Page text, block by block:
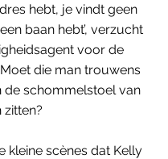
hebt, je vindt geen
baan hebt’, verzucht
voor de
die man trouwens
de schommelstoel van
zitten?
kleine scènes dat Kelly